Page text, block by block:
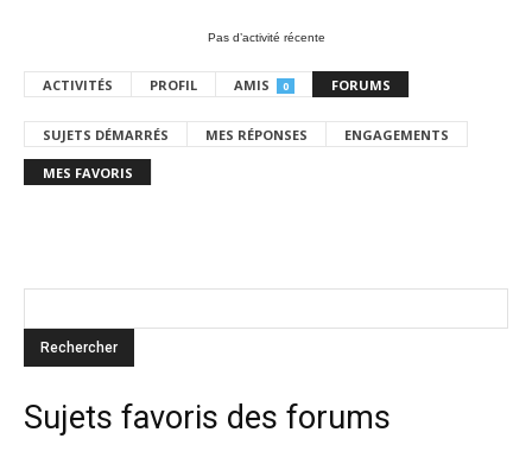
Pas d’activité récente
ACTIVITÉS PROFIL AMIS 0 FORUMS
SUJETS DÉMARRÉS MES RÉPONSES ENGAGEMENTS
MES FAVORIS
Sujets favoris des forums